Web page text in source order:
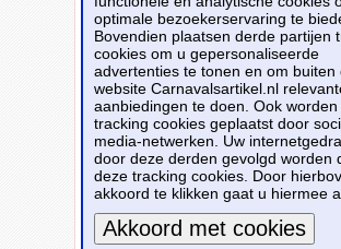
optimale bezoekerservaring te
Bovendien plaatsen derde partijen
cookies om u gepersonaliseerde
advertenties te tonen en om buiten
website Carnavalsartikel.nl
aanbiedingen te doen. Ook worden
tracking cookies geplaatst door
media-netwerken. Uw
door deze derden gevolgd worden
deze tracking cookies. Door
akkoord te klikken gaat u hiermee